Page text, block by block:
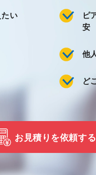
い
ピ
安
他
ど
お見積りを依頼する